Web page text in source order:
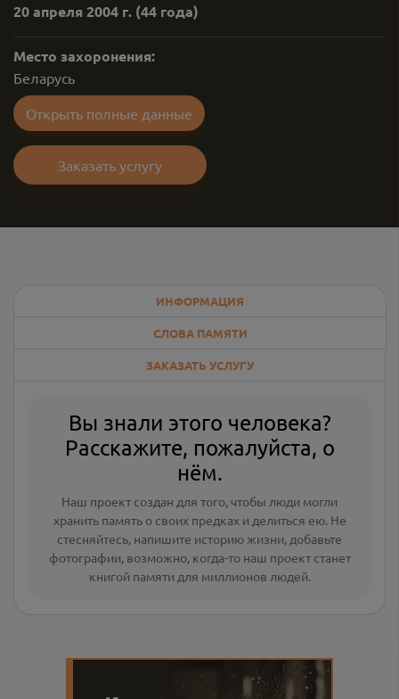
20 апреля 2004 г. (44 года)
Место захоронения:
Беларусь
Открыть полные данные
Заказать услугу
ИНФОРМАЦИЯ
СЛОВА ПАМЯТИ
ЗАКАЗАТЬ УСЛУГУ
Вы знали этого человека?
Расскажите, пожалуйста, о
нём.
Наш проект создан для того, чтобы люди могли
хранить память о своих предках и делиться ею. Не
стесняйтесь, напишите историю жизни, добавьте
фотографии, возможно, когда-то наш проект станет
книгой памяти для миллионов людей.